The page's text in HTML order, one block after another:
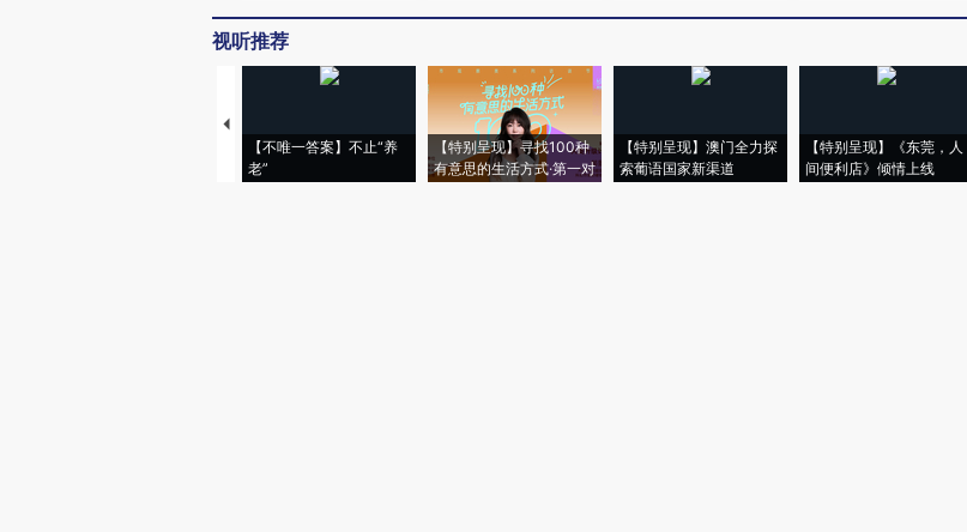
视听推荐
【不唯一答案】不止“养
老”
【特别呈现】寻找100种
有意思的生活方式·第一对
【特别呈现】澳门全力探
索葡语国家新渠道
【特别呈现】《东莞，人
间便利店》倾情上线